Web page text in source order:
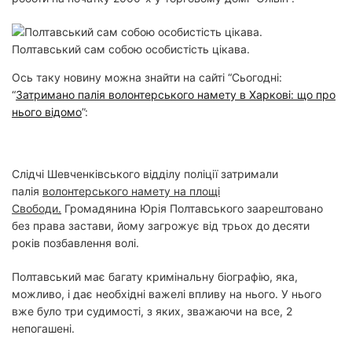
Полтавський сам собою особистість цікава.
Ось таку новину можна знайти на сайті “Сьогодні:
“Затримано палія волонтерського намету в Харкові: що про
нього відомо”:
Слідчі Шевченківського відділу поліції затримали
палія волонтерського намету на площі
Свободи. Громадянина Юрія Полтавського заарештовано
без права застави, йому загрожує від трьох до десяти
років позбавлення волі.
Полтавський має багату кримінальну біографію, яка,
можливо, і дає необхідні важелі впливу на нього. У нього
вже було три судимості, з яких, зважаючи на все, 2
непогашені.